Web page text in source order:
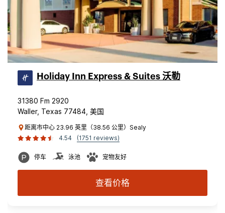
Holiday Inn Express & Suites 沃勒
31380 Fm 2920
Waller, Texas 77484, 美国
距离市中心 23.96 英里（38.56 公里）Sealy
4.54
(1751 reviews)
停车 泳池 宠物友好
查看价格